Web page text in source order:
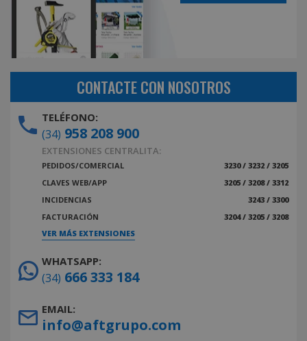
CONTACTE CON NOSOTROS
TELÉFONO:
(34) 958 208 900
EXTENSIONES CENTRALITA:
PEDIDOS/COMERCIAL
3230 / 3232 / 3205
CLAVES WEB/APP
3205 / 3208 / 3312
INCIDENCIAS
3243 / 3300
FACTURACIÓN
3204 / 3205 / 3208
VER MÁS EXTENSIONES
WHATSAPP:
(34) 666 333 184
EMAIL:
info@aftgrupo.com